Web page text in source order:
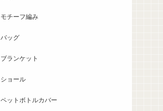
モチーフ編み
バッグ
ブランケット
ショール
ペットボトルカバー